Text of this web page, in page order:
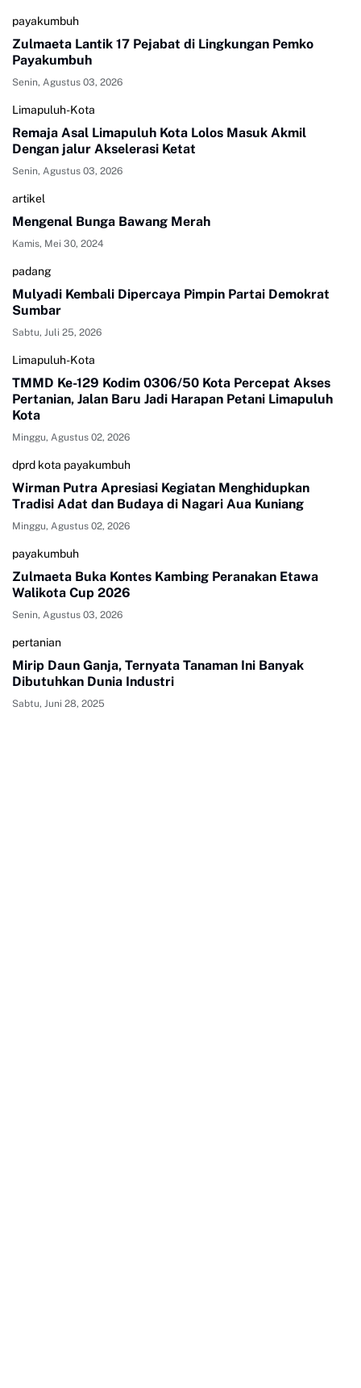
payakumbuh
Zulmaeta Lantik 17 Pejabat di Lingkungan Pemko
Payakumbuh
Senin, Agustus 03, 2026
Limapuluh-Kota
Remaja Asal Limapuluh Kota Lolos Masuk Akmil
Dengan jalur Akselerasi Ketat
Senin, Agustus 03, 2026
artikel
Mengenal Bunga Bawang Merah
Kamis, Mei 30, 2024
padang
Mulyadi Kembali Dipercaya Pimpin Partai Demokrat
Sumbar
Sabtu, Juli 25, 2026
Limapuluh-Kota
TMMD Ke-129 Kodim 0306/50 Kota Percepat Akses
Pertanian, Jalan Baru Jadi Harapan Petani Limapuluh
Kota
Minggu, Agustus 02, 2026
dprd kota payakumbuh
Wirman Putra Apresiasi Kegiatan Menghidupkan
Tradisi Adat dan Budaya di Nagari Aua Kuniang
Minggu, Agustus 02, 2026
payakumbuh
Zulmaeta Buka Kontes Kambing Peranakan Etawa
Walikota Cup 2026
Senin, Agustus 03, 2026
pertanian
Mirip Daun Ganja, Ternyata Tanaman Ini Banyak
Dibutuhkan Dunia Industri
Sabtu, Juni 28, 2025